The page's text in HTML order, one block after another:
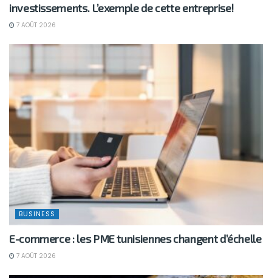
investissements. L’exemple de cette entreprise!
7 AOÛT 2026
BUSINESS
E-commerce : les PME tunisiennes changent d’échelle
7 AOÛT 2026